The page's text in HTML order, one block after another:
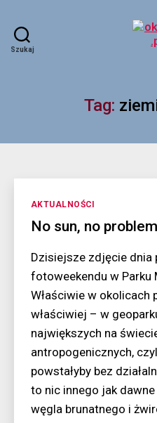
Szukaj
Tag:
Kategorie
AKTUALNOŚCI
No sun, no
Dzisiejsze zdjęcie dnia
fotoweekendu w Parku
Właściwie w okolicach
właściwiej – w
największych na
antropogenicznych,
powstałyby bez
to nic innego jak
węgla brunatnego i